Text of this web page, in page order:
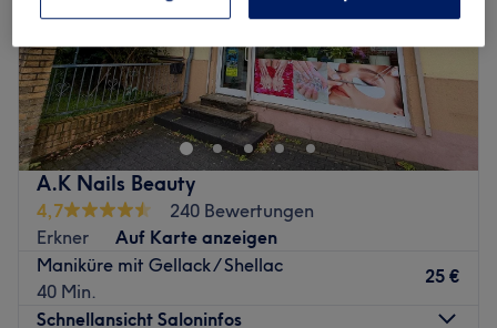
A.K Nails Beauty
4,7
240 Bewertungen
Erkner
Auf Karte anzeigen
Maniküre mit Gellack / Shellac
40 Min.
25 €
Schnellansicht Saloninfos